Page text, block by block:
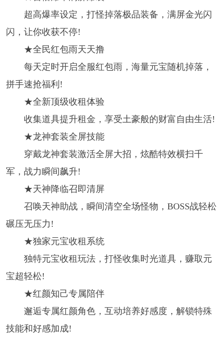
超高爆率设定，打怪掉落极品装备，满屏金光闪
闪，让你收获不停!
★全民红包雨天天撸
每天定时开启全服红包雨，海量元宝随机掉落，
拼手速抢福利!
★全新顶级收租体验
收集道具提升租金，享受土豪般的财富自由生活!
★龙神套装全屏技能
穿戴龙神套装激活全屏大招，炫酷特效横扫千
军，战力瞬间飙升!
★天神降临召即清屏
召唤天神助战，瞬间清空全场怪物，BOSS战轻松
碾压无压力!
★独家元宝收租系统
独特元宝收租玩法，打怪收集时光道具，赚取元
宝超轻松!
★红颜知己专属陪伴
邂逅专属红颜角色，互动培养好感度，解锁特殊
技能和好感加成!